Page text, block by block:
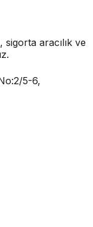
aracılık ve
5-6,